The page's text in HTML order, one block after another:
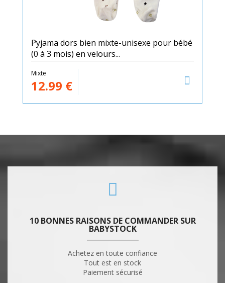
Pyjama dors bien mixte-unisexe pour bébé
(0 à 3 mois) en velours...
Mixte
12.99 €
10 BONNES RAISONS DE COMMANDER SUR
BABYSTOCK
Achetez en toute confiance
Tout est en stock
Paiement sécurisé